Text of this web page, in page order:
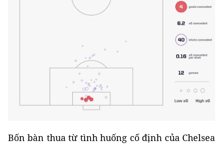
Bốn bàn thua từ tình huống cố định của Chelsea